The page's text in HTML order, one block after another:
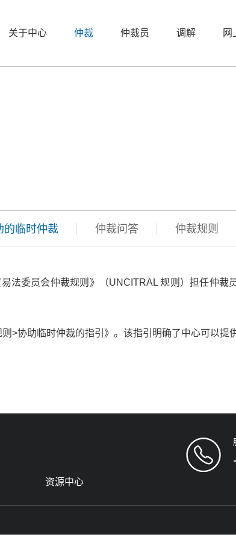
关于中心 仲裁 仲裁员 调解 网
的临时仲裁 仲裁问答 仲裁规则
法委员会仲裁规则》（UNCITRAL 规则）担任仲裁
>协助临时仲裁的指引》。该指引明确了中心可以提
资源中心